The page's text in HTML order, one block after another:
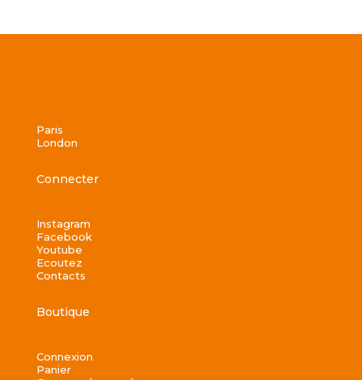
Paris
London
Connecter
Instagram
Facebook
Youtube
Ecoutez
Contacts
Boutique
Connexion
Panier